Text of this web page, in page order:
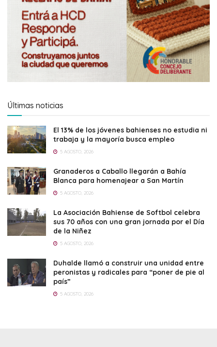
Últimas noticias
El 13% de los jóvenes bahienses no estudia ni
trabaja y la mayoría busca empleo
5 AGOSTO, 2026
Granaderos a Caballo llegarán a Bahía
Blanca para homenajear a San Martín
5 AGOSTO, 2026
La Asociación Bahiense de Softbol celebra
sus 70 años con una gran jornada por el Día
de la Niñez
5 AGOSTO, 2026
Duhalde llamó a construir una unidad entre
peronistas y radicales para “poner de pie al
país”
5 AGOSTO, 2026